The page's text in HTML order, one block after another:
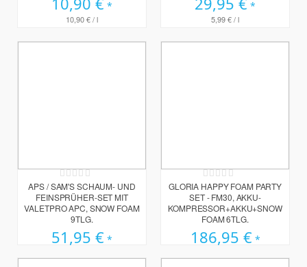
10,90 €/ l 5,99 €/ l
Rating:
0%
APS / SAM'S SCHAUM- UND
FEINSPRÜHER-SET MIT
VALETPRO APC, SNOW FOAM
9TLG.
51,95 €
Rating:
0%
GLORIA HAPPY FOAM PARTY
SET - FM30, AKKU-
KOMPRESSOR+AKKU+SNOW
FOAM 6TLG.
186,95 €